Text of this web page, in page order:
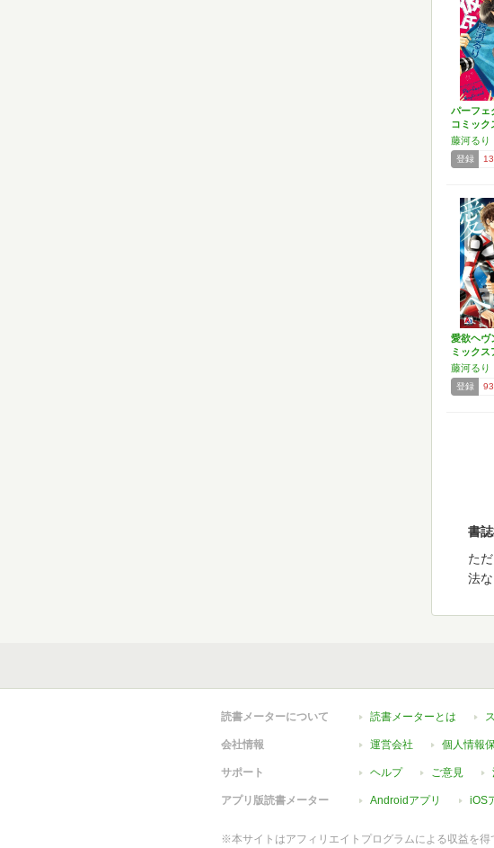
パーフェ
コミック
藤河るり
登録
愛欲ヘヴ
ミックス
ッ…
藤河るり
登録 93
書
た
法
読書メーターについて 読書メーターとは
会社情報 運営会社 個人情報
サポート ヘルプ ご意見
アプリ版読書メーター Androidアプリ iOS
※本サイトはアフィリエイトプログラムによる収益を得